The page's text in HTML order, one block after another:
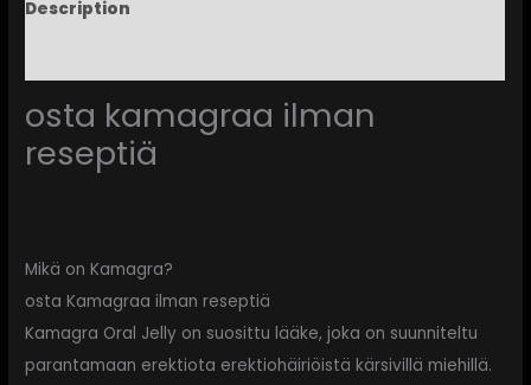
Description
osta kamagraa ilman
reseptiä
Mikä on Kamagra?
osta Kamagraa ilman reseptiä
Kamagra Oral Jelly on suosittu lääke, joka on suunniteltu
parantamaan erektiota erektiohäiriöistä kärsivillä miehillä.